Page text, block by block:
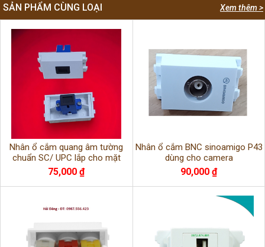
Xem thêm >
SẢN PHẨM CÙNG LOẠI
Nhân ổ cắm quang âm tường
chuẩn SC/ UPC lắp cho mặt
Panasonic
75,000 ₫
Nhân ổ cắm BNC sinoamigo P43
dùng cho camera
90,000 ₫